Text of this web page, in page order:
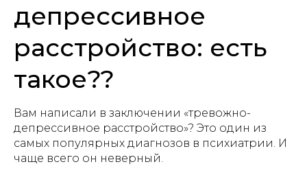
депрессивное
расстройство: есть
такое??
Вам написали в заключении «тревожно-
депрессивное расстройство»? Это один из
самых популярных диагнозов в психиатрии. И
чаще всего он неверный.